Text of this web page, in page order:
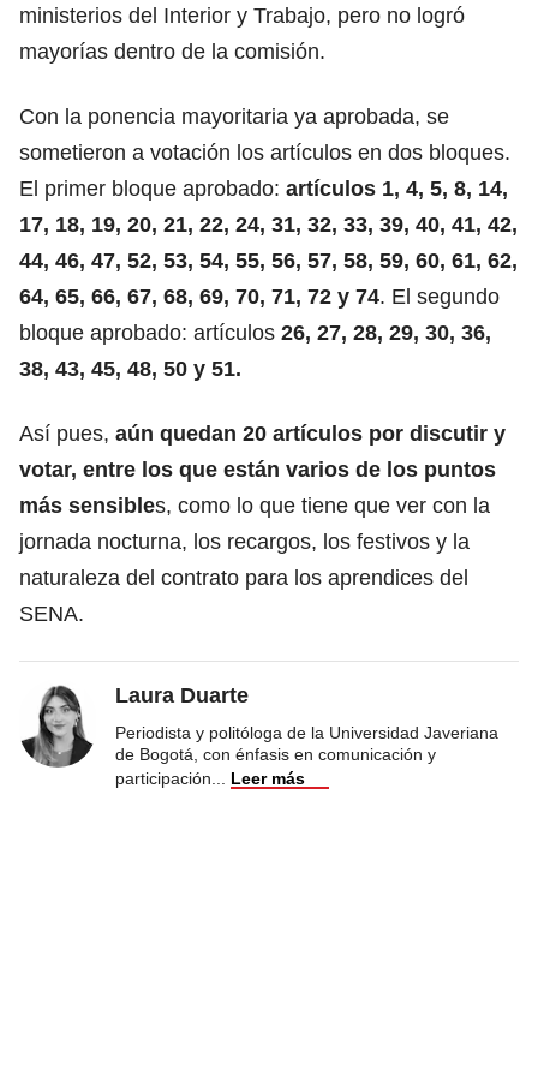
ministerios del Interior y Trabajo, pero no logró
mayorías dentro de la comisión.
Con la ponencia mayoritaria ya aprobada, se
sometieron a votación los artículos en dos bloques.
El primer bloque aprobado: artículos 1, 4, 5, 8, 14,
17, 18, 19, 20, 21, 22, 24, 31, 32, 33, 39, 40, 41, 42,
44, 46, 47, 52, 53, 54, 55, 56, 57, 58, 59, 60, 61, 62,
64, 65, 66, 67, 68, 69, 70, 71, 72 y 74. El segundo
bloque aprobado: artículos 26, 27, 28, 29, 30, 36,
38, 43, 45, 48, 50 y 51.
Así pues, aún quedan 20 artículos por discutir y
votar, entre los que están varios de los puntos
más sensibles, como lo que tiene que ver con la
jornada nocturna, los recargos, los festivos y la
naturaleza del contrato para los aprendices del
SENA.
Laura Duarte
Periodista y politóloga de la Universidad Javeriana
de Bogotá, con énfasis en comunicación y
participación
Leer más